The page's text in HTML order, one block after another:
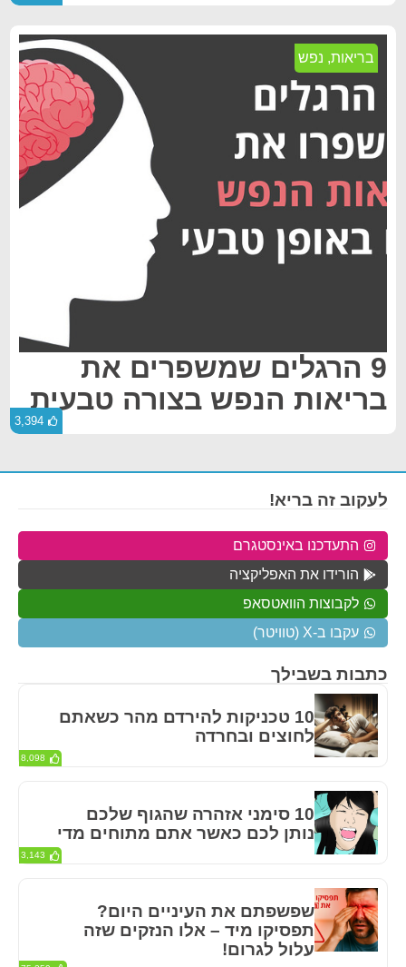
בריאות, נפש
9 הרגלים שמשפרים את
בריאות הנפש בצורה טבעית
3,394
כתבות בשבילך
10 טכניקות להירדם מהר כשאתם
לחוצים ובחרדה
8,098
10 סימני אזהרה שהגוף שלכם
נותן לכם כאשר אתם מתוחים מדי
3,143
שפשפתם את העיניים היום?
תפסיקו מיד – אלו הנזקים שזה
עלול לגרום!
לעקוב זה בריא!
התעדכנו באינסטגרם
הורידו את האפליקציה
לקבוצות הוואטסאפ
עקבו ב-X (טוויטר)